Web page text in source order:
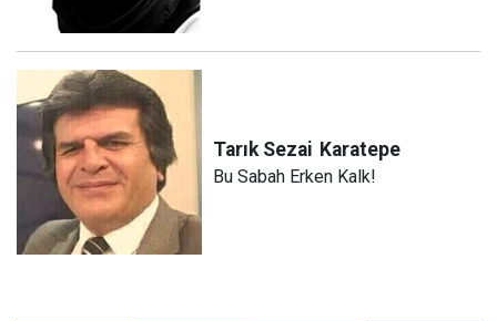
Tarık Sezai Karatepe
Bu Sabah Erken Kalk!